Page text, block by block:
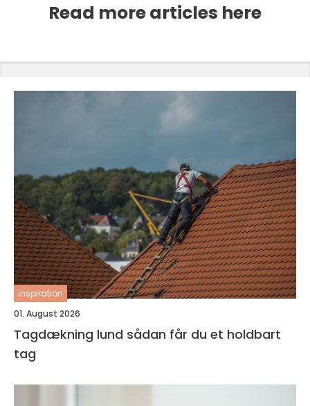
Read more articles here
inspiration
01. August 2026
Tagdækning lund sådan får du et holdbart
tag